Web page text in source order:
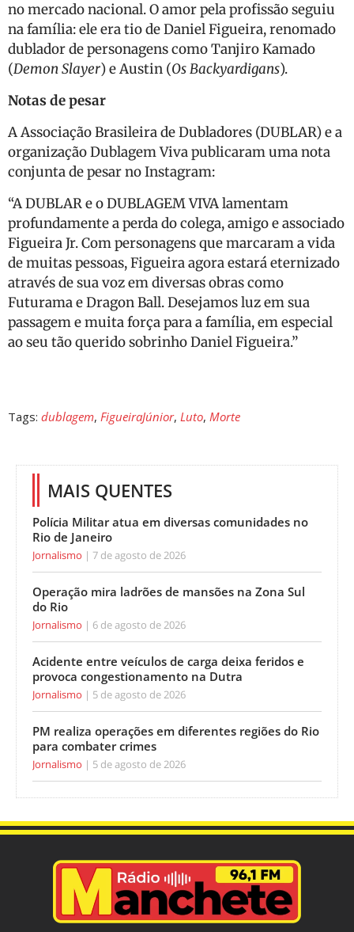
no mercado nacional. O amor pela profissão seguiu
na família: ele era tio de Daniel Figueira, renomado
dublador de personagens como Tanjiro Kamado
(Demon Slayer) e Austin (Os Backyardigans).
Notas de pesar
A Associação Brasileira de Dubladores (DUBLAR) e a
organização Dublagem Viva publicaram uma nota
conjunta de pesar no Instagram:
“A DUBLAR e o DUBLAGEM VIVA lamentam
profundamente a perda do colega, amigo e associado
Figueira Jr. Com personagens que marcaram a vida
de muitas pessoas, Figueira agora estará eternizado
através de sua voz em diversas obras como
Futurama e Dragon Ball. Desejamos luz em sua
passagem e muita força para a família, em especial
ao seu tão querido sobrinho Daniel Figueira.”
Tags: dublagem, FigueiraJúnior, Luto, Morte
MAIS QUENTES
Polícia Militar atua em diversas comunidades no
Rio de Janeiro
Jornalismo 7 de agosto de 2026
Operação mira ladrões de mansões na Zona Sul
do Rio
Jornalismo 6 de agosto de 2026
Acidente entre veículos de carga deixa feridos e
provoca congestionamento na Dutra
Jornalismo 5 de agosto de 2026
PM realiza operações em diferentes regiões do Rio
para combater crimes
Jornalismo 5 de agosto de 2026